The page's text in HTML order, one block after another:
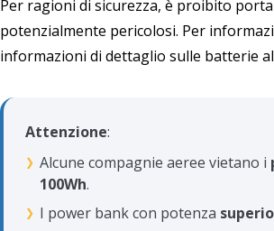
Per ragioni di sicurezza, è proibito
potenzialmente pericolosi. Per
informazioni di dettaglio sulle batterie
Attenzione:
Alcune compagnie aeree vietano i
100Wh.
I power bank con potenza